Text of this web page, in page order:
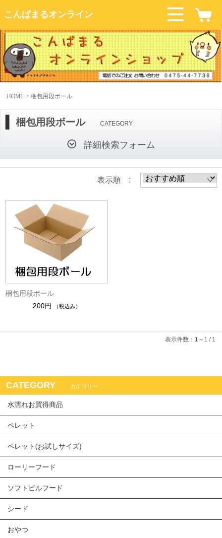
こんぱまるオンライン
HOME 梱包用段ボール
梱包用段ボール CATEGORY
詳細検索フォーム
表示順 :
梱包用段ボール
200円
（税込み）
表示件数：1～1 / 1
CATEGORY カテゴリー
水濡れお買得商品
ペレット
ペレット(お試しサイズ)
ローリーフード
ソフトビルフード
シード
おやつ